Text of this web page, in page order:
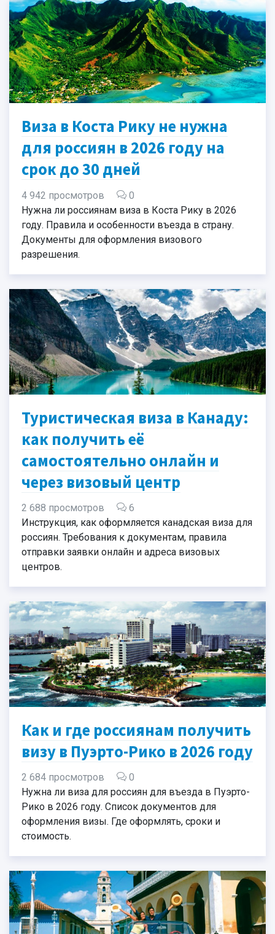
Виза в Коста Рику не нужна
для россиян в 2026 году на
срок до 30 дней
4 942 просмотров
0
Нужна ли россиянам виза в Коста Рику в 2026
году. Правила и особенности въезда в страну.
Документы для оформления визового
разрешения.
Туристическая виза в Канаду:
как получить её
самостоятельно онлайн и
через визовый центр
2 688 просмотров
6
Инструкция, как оформляется канадская виза для
россиян. Требования к документам, правила
отправки заявки онлайн и адреса визовых
центров.
Как и где россиянам получить
визу в Пуэрто-Рико в 2026 году
2 684 просмотров
0
Нужна ли виза для россиян для въезда в Пуэрто-
Рико в 2026 году. Список документов для
оформления визы. Где оформлять, сроки и
стоимость.